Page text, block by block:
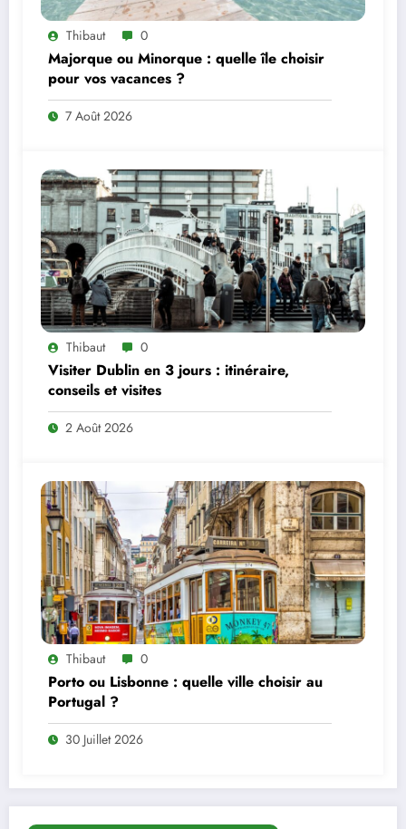
Thibaut 0
Majorque ou Minorque : quelle île choisir
pour vos vacances ?
7 Août 2026
Thibaut 0
Visiter Dublin en 3 jours : itinéraire,
conseils et visites
2 Août 2026
Thibaut 0
Porto ou Lisbonne : quelle ville choisir au
Portugal ?
30 Juillet 2026